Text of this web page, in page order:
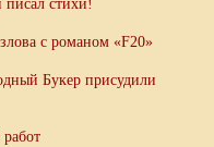
стихи!
с романом «F20»
Букер присудили